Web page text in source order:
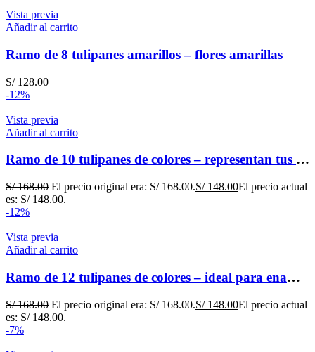
Vista previa
Añadir al carrito
Ramo de 8 tulipanes amarillos – flores amarillas
S/128.00
-12%
Vista previa
Añadir al carrito
Ramo de 10 tulipanes de colores – representan tus diversas emociones
S/168.00 El precio original era: S/ 168.00.S/148.00El precio actual
es: S/ 148.00.
-12%
Vista previa
Añadir al carrito
Ramo de 12 tulipanes de colores – ideal para enamorar
S/168.00 El precio original era: S/ 168.00.S/148.00El precio actual
es: S/ 148.00.
-7%